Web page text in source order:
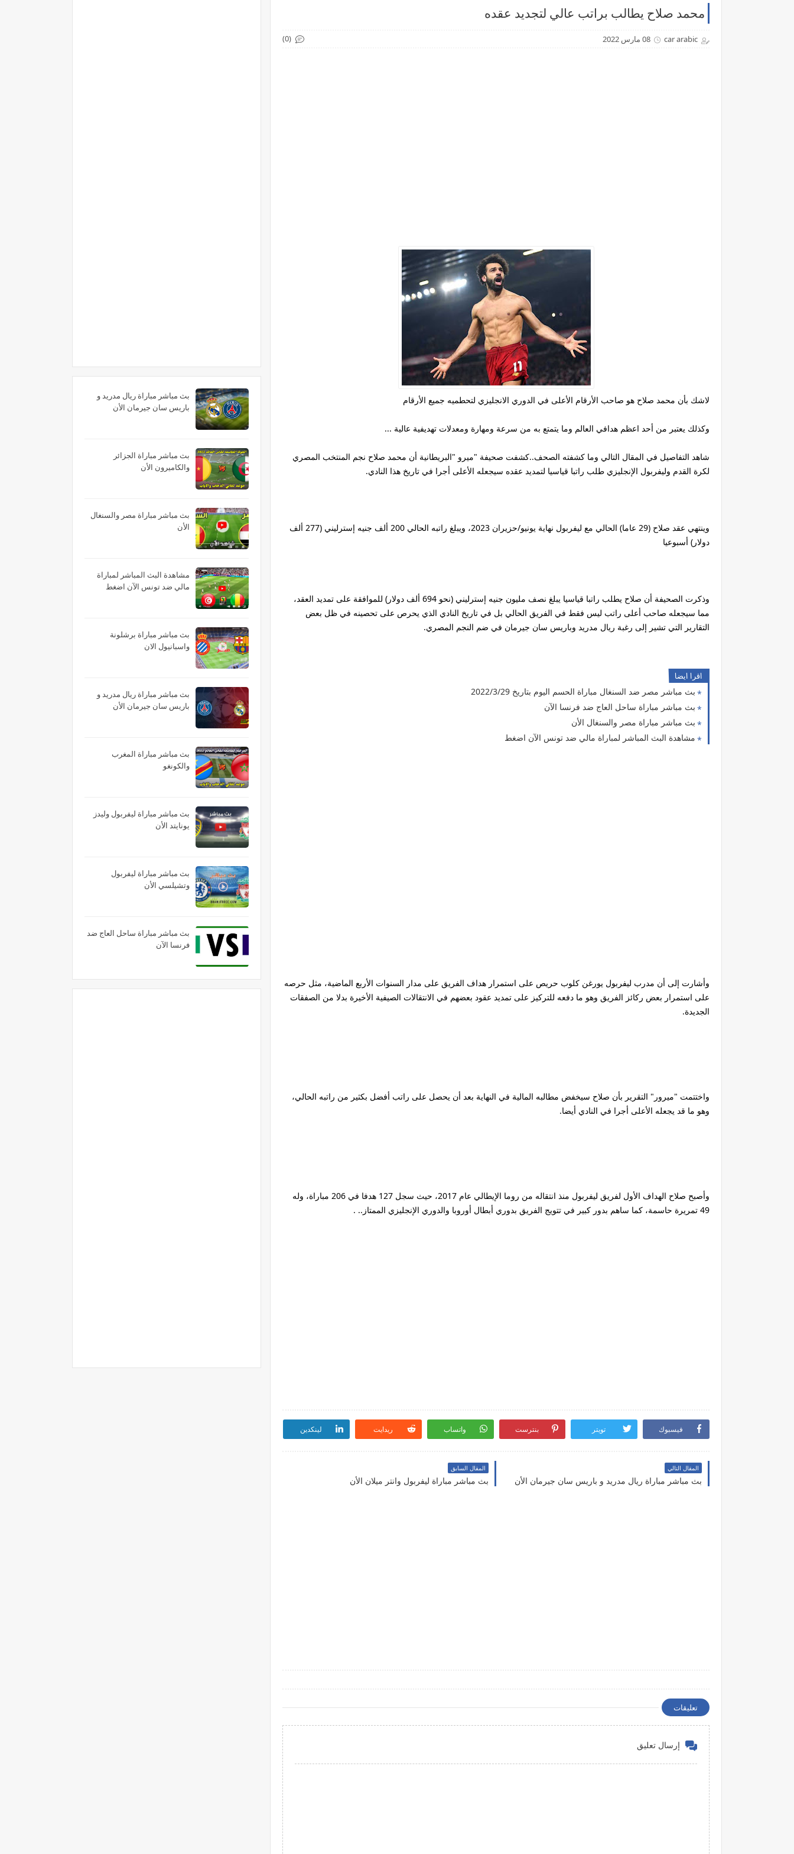
محمد صلاح يطالب براتب عالي لتجديد عقده
car arabic 08 مارس 2022 (0)
لاشك بأن محمد صلاح هو صاحب الأرقام الأعلى في الدوري الانجليزي لتحطميه جميع الأرقام
وكذلك يعتبر من أحد اعظم هدافي العالم وما يتمتع به من سرعة ومهارة ومعدلات تهديفية عالية ...
شاهد التفاصيل في المقال التالي وما كشفته الصحف..كشفت صحيفة "ميرو "البريطانية أن محمد صلاح نجم المنتخب المصري
لكرة القدم وليفربول الإنجليزي طلب راتبا قياسيا لتمديد عقده سيجعله الأعلى أجرا في تاريخ هذا النادي.
وينتهي عقد صلاح (29 عاما) الحالي مع ليفربول نهاية يونيو/حزيران 2023، ويبلغ راتبه الحالي 200 ألف جنيه إسترليني (277 ألف
دولار) أسبوعيا
وذكرت الصحيفة أن صلاح يطلب راتبا قياسيا يبلغ نصف مليون جنيه إسترليني (نحو 694 ألف دولار) للموافقة على تمديد العقد،
مما سيجعله صاحب أعلى راتب ليس فقط في الفريق الحالي بل في تاريخ النادي الذي يحرص على تحصينه في ظل بعض
التقارير التي تشير إلى رغبة ريال مدريد وباريس سان جيرمان في ضم النجم المصري.
اقرا ايضا
بث مباشر مصر ضد السنغال مباراة الحسم اليوم بتاريخ 2022/3/29
بث مباشر مباراة ساحل العاج ضد فرنسا الآن
بث مباشر مباراة مصر والسنغال الأن
مشاهدة البث المباشر لمباراة مالي ضد تونس الآن اضغط
وأشارت إلى أن مدرب ليفربول يورغن كلوب حريص على استمرار هداف الفريق على مدار السنوات الأربع الماضية، مثل حرصه
على استمرار بعض ركائز الفريق وهو ما دفعه للتركيز على تمديد عقود بعضهم في الانتقالات الصيفية الأخيرة بدلا من الصفقات
الجديدة.
واختتمت "ميرور" التقرير بأن صلاح سيخفض مطالبه المالية في النهاية بعد أن يحصل على راتب أفضل بكثير من راتبه الحالي،
وهو ما قد يجعله الأعلى أجرا في النادي أيضا.
وأصبح صلاح الهداف الأول لفريق ليفربول منذ انتقاله من روما الإيطالي عام 2017، حيث سجل 127 هدفا في 206 مباراة، وله
49 تمريرة حاسمة، كما ساهم بدور كبير في تتويج الفريق بدوري أبطال أوروبا والدوري الإنجليزي الممتاز.. .
فيسبوك تويتر بنترست واتساب ريدايت لينكدين
المقال التالي
بث مباشر مباراة ريال مدريد و باريس سان جيرمان الأن
المقال السابق
بث مباشر مباراة ليفربول وانتر ميلان الأن
تعليقات
إرسال تعليق
بث مباشر مباراة ريال مدريد و
باريس سان جيرمان الأن
بث مباشر مباراة الجزائر
والكاميرون الأن
بث مباشر مباراة مصر والسنغال
الأن
مشاهدة البث المباشر لمباراة
مالي ضد تونس الآن اضغط
بث مباشر مباراة برشلونة
واسبانيول الان
بث مباشر مباراة ريال مدريد و
باريس سان جيرمان الأن
بث مباشر مباراة المغرب
والكونغو
بث مباشر مباراة ليفربول وليدز
يونايتد الأن
بث مباشر مباراة ليفربول
وتشيلسي الأن
بث مباشر مباراة ساحل العاج ضد
فرنسا الآن